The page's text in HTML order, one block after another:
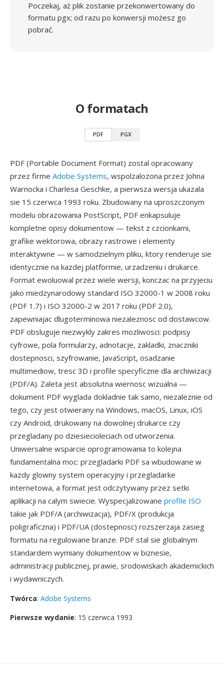
Poczekaj, aż plik zostanie przekonwertowany do
formatu pgx; od razu po konwersji możesz go
pobrać.
O formatach
PDF PGX
PDF (Portable Document Format) zostal opracowany
przez firme Adobe Systems, wspolzalozona przez Johna
Warnocka i Charlesa Geschke, a pierwsza wersja ukazala
sie 15 czerwca 1993 roku. Zbudowany na uproszczonym
modelu obrazowania PostScript, PDF enkapsuluje
kompletne opisy dokumentow — tekst z czcionkami,
grafike wektorowa, obrazy rastrowe i elementy
interaktywne — w samodzielnym pliku, ktory renderuje sie
identycznie na kazdej platformie, urzadzeniu i drukarce.
Format ewoluowal przez wiele wersji, konczac na przyjeciu
jako miedzynarodowy standard ISO 32000-1 w 2008 roku
(PDF 1.7) i ISO 32000-2 w 2017 roku (PDF 2.0),
zapewniajac dlugoterminowa niezaleznosc od dostawcow.
PDF obsluguje niezwykly zakres mozliwosci: podpisy
cyfrowe, pola formularzy, adnotacje, zakladki, znaczniki
dostepnosci, szyfrowanie, JavaScript, osadzanie
multimediow, tresc 3D i profile specyficzne dla archiwizacji
(PDF/A). Zaleta jest absolutna wiernosc wizualna —
dokument PDF wyglada dokladnie tak samo, niezaleznie od
tego, czy jest otwierany na Windows, macOS, Linux, iOS
czy Android, drukowany na dowolnej drukarce czy
przegladany po dziesiecioleciach od utworzenia.
Uniwersalne wsparcie oprogramowania to kolejna
fundamentalna moc: przegladarki PDF sa wbudowane w
kazdy glowny system operacyjny i przegladarke
internetowa, a format jest odczytywany przez setki
aplikacji na calym swiecie. Wyspecjalizowane profile ISO
takie jak PDF/A (archiwizacja), PDF/X (produkcja
poligraficzna) i PDF/UA (dostepnosc) rozszerzaja zasieg
formatu na regulowane branze. PDF stal sie globalnym
standardem wymiany dokumentow w biznesie,
administracji publicznej, prawie, srodowiskach akademickich
i wydawniczych.
Twórca: Adobe Systems
Pierwsze wydanie: 15 czerwca 1993